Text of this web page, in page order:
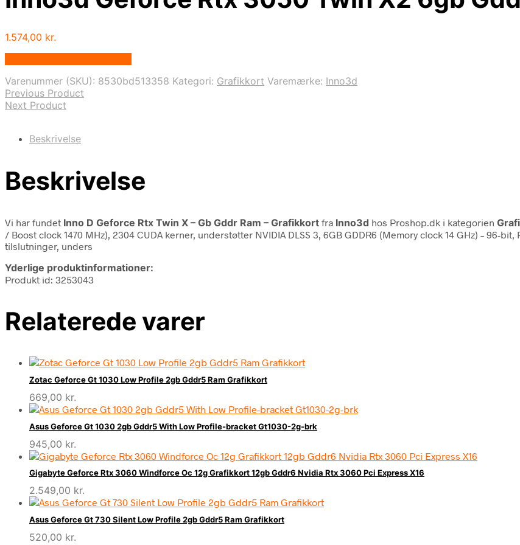
1.574,00 kr.
Varenummer (SKU): 8530bd513358 Kategori: Grafikkort Varemærke: Inno3d
Previous Product
Next Product
Beskrivelse
Beskrivelse
Vi har fundet Inno D Geforce Rtx Twin X – Gb Gddr Ram – Grafikkort fra Inno3d hos Proshop.dk i kategorien
/ Boost clock 1470 MHz), 2304 CUDA kerner, understøtter NVIDIA DLSS 3, 6GB GDDR6 (Memory clock 14 GHz) – 96-bit,
tilslutninger, unders
Yderlige produktinformationer:
Produkt id: 3253043
Relaterede varer
Zotac Geforce Gt 1030 Low Profile 2gb Gddr5 Ram Grafikkort
669,00 kr.
Asus Geforce Gt 1030 2gb Gddr5 With Low Profile-bracket Gt1030-2g-brk
945,00 kr.
Gigabyte Geforce Rtx 3060 Windforce Oc 12g Grafikkort 12gb Gddr6 Nvidia Rtx 3060 Pci Express X16
2.549,00 kr.
Asus Geforce Gt 730 Silent Low Profile 2gb Gddr5 Ram Grafikkort
520,00 kr.